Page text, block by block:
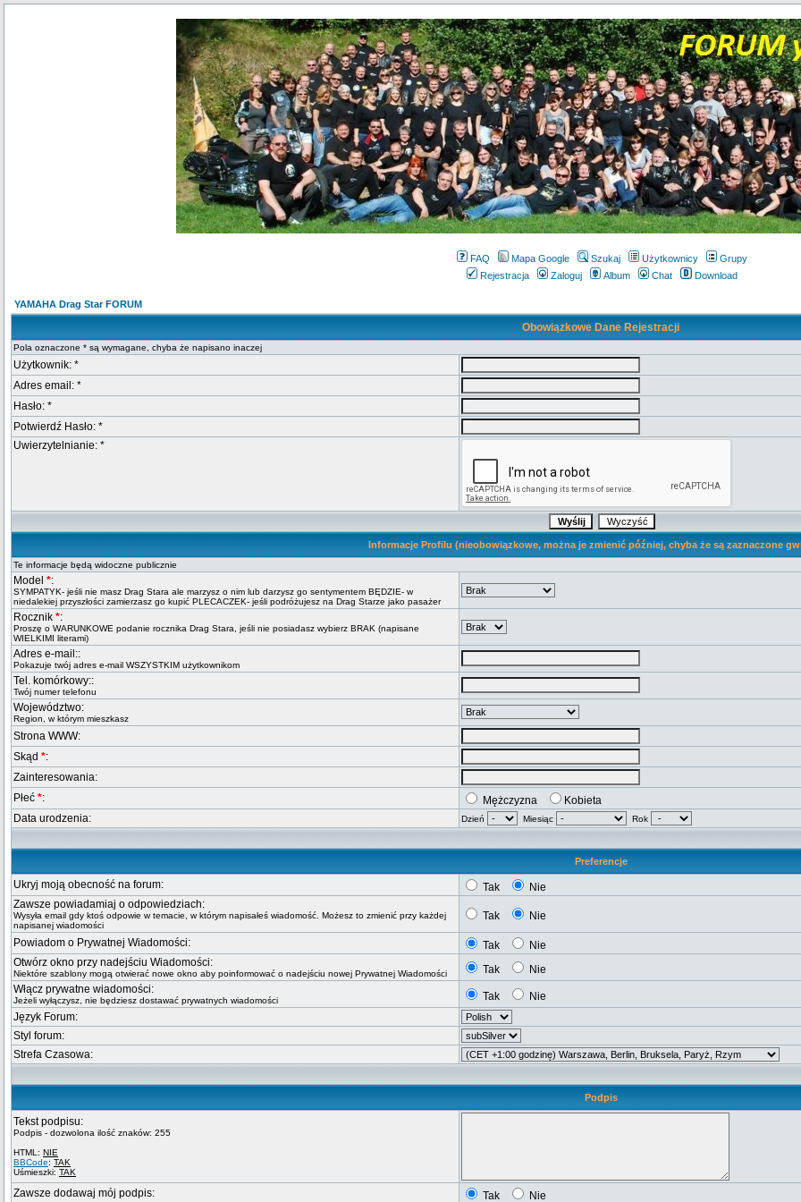
FAQ Mapa Google Szukaj Użytkownicy
Grupy
Rejestracja
Zaloguj Album Chat Download
YAMAHA Drag Star FORUM
Obowiązkowe Dane Rejestracji
Pola oznaczone * są wymagane, chyba że napisano inaczej
Użytkownik: *
Adres email: *
Hasło: *
Potwierdź Hasło: *
Uwierzytelnianie: *
Informacje Profilu (nieobowiązkowe, można je zmienić później, chyba że są zaznaczone
Te informacje będą widoczne publicznie
Model *:
SYMPATYK- jeśli nie masz Drag Stara ale marzysz o nim lub darzysz go sentymentem BĘDZIE- w
niedalekiej przyszłości zamierzasz go kupić PLECACZEK- jeśli podróżujesz na Drag Starze jako pasażer
Rocznik *:
Proszę o WARUNKOWE podanie rocznika Drag Stara, jeśli nie posiadasz wybierz BRAK (napisane
WIELKIMI literami)
Adres e-mail::
Pokazuje twój adres e-mail WSZYSTKIM użytkownikom
Tel. komórkowy::
Twój numer telefonu
Województwo:
Region, w którym mieszkasz
Strona WWW:
Skąd *:
Zainteresowania:
Płeć *: Mężczyzna
Kobieta
Data urodzenia:
Dzień Miesiąc Rok
Preferencje
Ukryj moją obecność na forum: Tak
Nie
Zawsze powiadamiaj o odpowiedziach:
Wysyła email gdy ktoś odpowie w temacie, w którym napisałeś wiadomość. Możesz to zmienić przy każdej
napisanej wiadomości
Tak Nie
Powiadom o Prywatnej Wiadomości: Tak
Nie
Otwórz okno przy nadejściu Wiadomości:
Niektóre szablony mogą otwierać nowe okno aby poinformować o nadejściu nowej Prywatnej Wiadomości Tak
Nie
Włącz prywatne wiadomości:
Jeżeli wyłączysz, nie będziesz dostawać prywatnych wiadomości Tak
Nie
Język Forum:
Styl forum:
Strefa Czasowa:
Podpis
Tekst podpisu:
Podpis - dozwolona ilość znaków: 255
HTML: NIE
BBCode: TAK
Uśmieszki: TAK
Zawsze dodawaj mój podpis: Tak Nie